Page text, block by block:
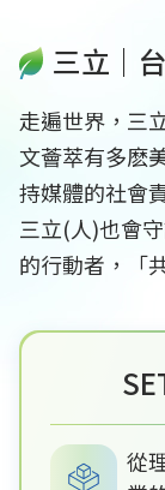
三立｜
走遍世界，三
文薈萃有多麽
持媒體的社會
三立(人)也會
的行動者，「
從